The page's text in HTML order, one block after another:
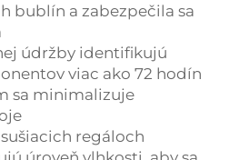
bublín a zabezpečila sa
údržby identifikujú
viac ako 72 hodín
sa minimalizuje
regáloch